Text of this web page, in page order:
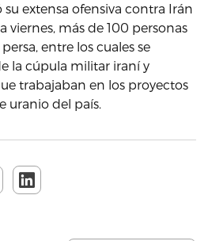
su extensa ofensiva contra Irán
viernes, más de 100 personas
entre los cuales se
la cúpula militar iraní y
trabajaban en los proyectos
uranio del país.